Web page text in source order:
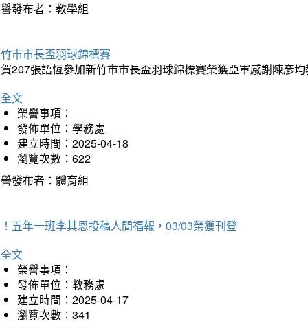
發布者：教學組
市市長盃羽球錦標賽
207張語恆參加新竹市市長盃羽球錦標賽榮獲亞軍感謝陳彥
文
榮譽事項：
發佈單位：學務處
建立時間：2025-04-18
瀏覽次數：622
發布者：體育組
五年一班李其恩投稿人間福報，03/03榮獲刊登
文
榮譽事項：
發佈單位：教務處
建立時間：2025-04-17
瀏覽次數：341